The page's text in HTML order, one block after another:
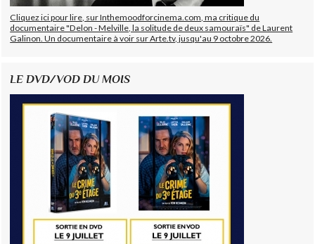
Cliquez ici pour lire, sur Inthemoodforcinema.com, ma critique du
documentaire "Delon - Melville, la solitude de deux samouraïs" de Laurent
Galinon. Un documentaire à voir sur Arte.tv, jusqu'au 9 octobre 2026.
LE DVD/VOD DU MOIS